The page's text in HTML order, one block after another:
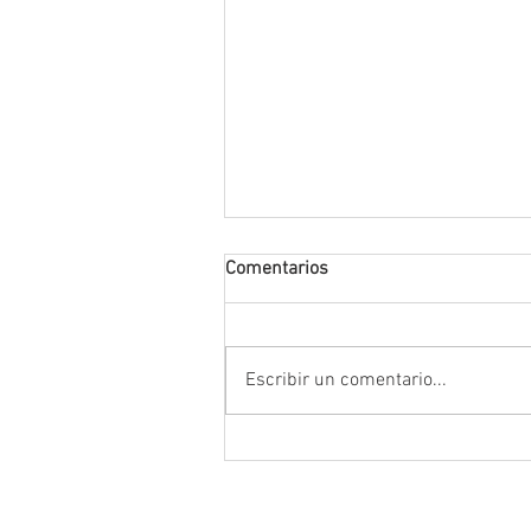
Comentarios
Escribir un comentario...